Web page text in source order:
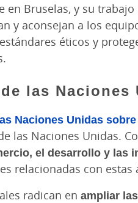
en Bruselas, y su trabajo
y aconsejan a los
éticos y
las Naciones
Naciones Unidas
las Naciones Unidas.
el desarrollo y las
relacionadas con estas
radican en ampliar